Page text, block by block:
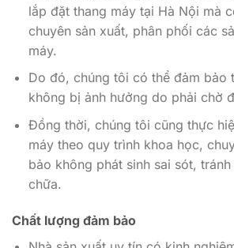
lắp đặt thang máy tại Hà Nội mà
chuyên sản xuất, phân phối các
máy.
Do đó, chúng tôi có thể đảm bảo
không bị ảnh hưởng do phải chờ
Đồng thời, chúng tôi cũng thực
máy theo quy trình khoa học,
bảo không phát sinh sai sót,
chữa.
Chất lượng đảm bảo